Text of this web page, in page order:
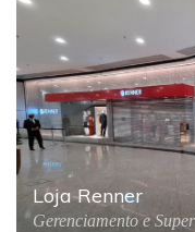
Loja Renner
Gerenciamento e